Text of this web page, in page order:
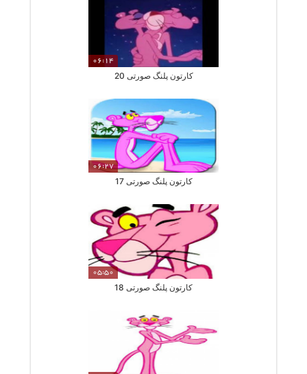
06:14
کارتون پلنگ صورتی 20
06:27
کارتون پلنگ صورتی 17
05:50
کارتون پلنگ صورتی 18